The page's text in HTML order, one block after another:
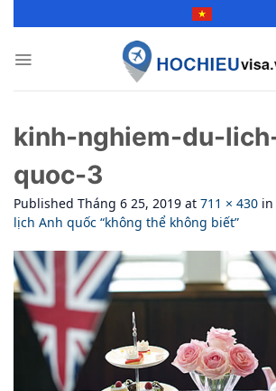
kinh-nghiem-du-
quoc-3
Published Tháng 6 25, 2019 at 711 × 430 in
lịch Anh quốc “không thể không biết”